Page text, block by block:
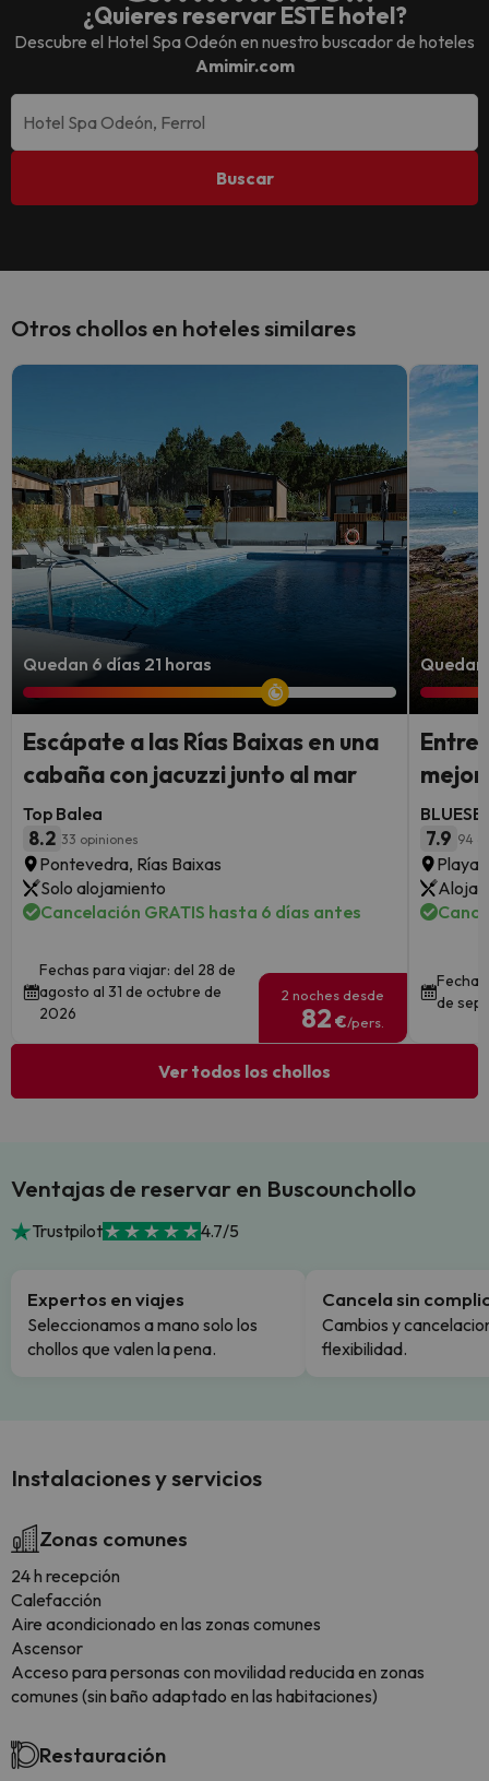
¿Quieres reservar ESTE hotel?
Descubre el Hotel Spa Odeón en nuestro buscador de hoteles
Amimir.com
Buscar
Otros chollos en hoteles similares
Quedan 6 días 21 horas
Escápate a las Rías Baixas en una
cabaña con jacuzzi junto al mar
Top Balea
8.2 33 opiniones
Pontevedra, Rías Baixas
Solo alojamiento
Cancelación GRATIS hasta 6 días antes
Fechas para viajar: del 28 de
agosto al 31 de octubre de
2026
2 noches desde
82 €/pers.
Quedan
Entre
7.9 94
Playa
de
Ver todos los chollos
Ventajas de reservar en Buscounchollo
Trustpilot 4.7/5
Expertos en viajes
Seleccionamos a mano solo los
chollos que valen la pena.
Cancela sin
Cambios y
flexibilidad.
Instalaciones y servicios
Zonas comunes
24 h recepción
Calefacción
Aire acondicionado en las zonas comunes
Ascensor
Acceso para personas con movilidad reducida en zonas
comunes (sin baño adaptado en las habitaciones)
Restauración